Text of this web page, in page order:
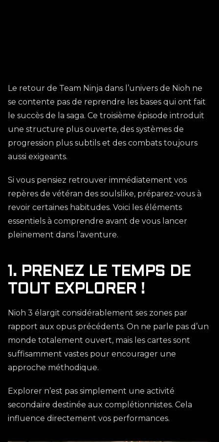
Le retour de Team Ninja dans l’univers de Nioh ne
se contente pas de reprendre les bases qui ont fait
le succès de la saga. Ce troisième épisode introduit
une structure plus ouverte, des systèmes de
progression plus subtils et des combats toujours
aussi exigeants.
Si vous pensiez retrouver immédiatement vos
repères de vétéran des soulslike, préparez-vous à
revoir certaines habitudes. Voici les éléments
essentiels à comprendre avant de vous lancer
pleinement dans l’aventure.
1. PRENEZ LE TEMPS DE
TOUT EXPLORER !
Nioh 3 élargit considérablement ses zones par
rapport aux opus précédents. On ne parle pas d’un
monde totalement ouvert, mais les cartes sont
suffisamment vastes pour encourager une
approche méthodique.
Explorer n’est pas simplement une activité
secondaire destinée aux complétionnistes. Cela
influence directement vos performances.